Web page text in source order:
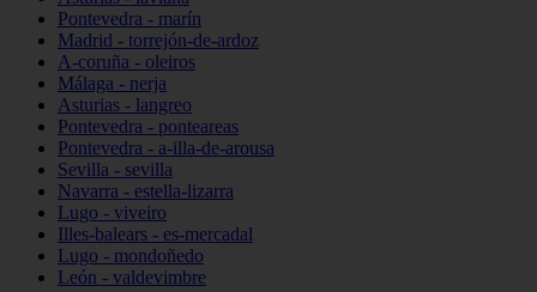
Pontevedra - marín
Madrid - torrejón-de-ardoz
A-coruña - oleiros
Málaga - nerja
Asturias - langreo
Pontevedra - ponteareas
Pontevedra - a-illa-de-arousa
Sevilla - sevilla
Navarra - estella-lizarra
Lugo - viveiro
Illes-balears - es-mercadal
Lugo - mondoñedo
León - valdevimbre